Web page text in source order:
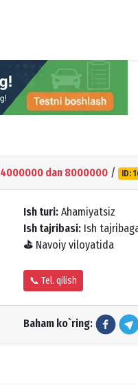
4000000 dan 8000000 / ID:
Ish turi: Ahamiyatsiz
Ish tajribasi: Ish
⛳ Navoiy viloyatida
📞 Tel. qilish
Baham ko`ring: